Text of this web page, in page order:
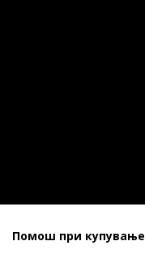
Помош при купување